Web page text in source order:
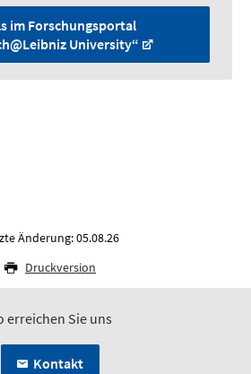
im Forschungsportal
University“
Änderung: 05.08.26
Druckversion
erreichen Sie uns
Kontakt